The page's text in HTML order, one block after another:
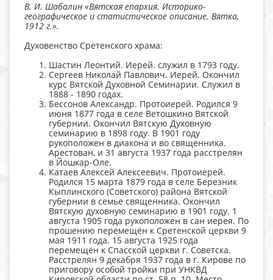
В. И. Шабалин «Вятская епархия. Историко-
географическое и статистическое описание. Вятка,
1912 г.».
Духовенство Сретенского храма:
Шастин Леонтий. Иерей. служил в 1793 году.
Сергеев Николай Павлович. Иерей. Окончил
курс Вятской Духовной Семинарии. Служил в
1888 - 1890 годах.
Бессонов Александр. Протоиерей. Родился 9
июня 1877 года в селе Ветошкино Вятской
губернии. Окончил Вятскую Духовную
семинарию в 1898 году. В 1901 году
рукоположен в диакона и во священника.
Арестован, и 31 августа 1937 года расстрелян
в Йошкар-Оле.
Катаев Алексей Алексеевич. Протоиерей.
Родился 15 марта 1879 года в селе Березник
Кыплинского (Советского) района Вятской
губернии в семье священника. Окончил
Вятскую духовную семинарию в 1901 году. 1
августа 1905 года рукоположен в сан иерея. По
прошению перемещён к Сретенской церкви 9
мая 1911 года. 15 августа 1925 года
перемещён к Спасской церкви г. Советска.
Расстрелян 9 декабря 1937 года в г. Кирове по
приговору особой тройки при УНКВД